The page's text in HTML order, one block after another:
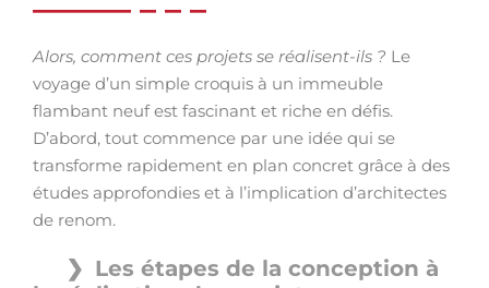
Alors, comment ces projets se réalisent-ils ? Le
voyage d’un simple croquis à un immeuble
flambant neuf est fascinant et riche en défis.
D’abord, tout commence par une idée qui se
transforme rapidement en plan concret grâce à des
études approfondies et à l’implication d’architectes
de renom.
Les étapes de la conception à